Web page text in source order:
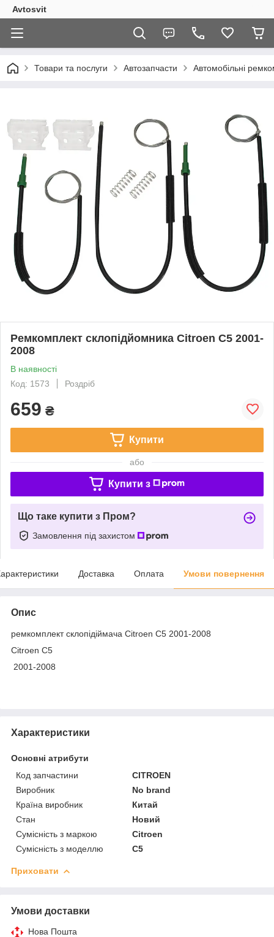
Avtosvit
Товари та послуги Автозапчасти Автомобільні
Ремкомплект склопідйомника Citroen C5 2001-
2008
В наявності
Код: 1573
Роздріб
659 ₴
Купити
або
Купити з
Що таке купити з Пром?
Замовлення під захистом
Доставка Оплата Умови повернення
Опис
ремкомплект склопідіймача Citroen C5 2001-2008
Citroen C5
2001-2008
Характеристики
Основні атрибути
Код запчастини
CITROEN
Виробник
No brand
Країна виробник
Китай
Стан
Новий
Сумісність з маркою
Citroen
Сумісність з моделлю
C5
Приховати
Умови доставки
Нова Пошта